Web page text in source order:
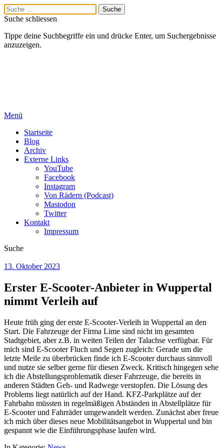
Suche schliessen
Tippe deine Suchbegriffe ein und drücke Enter, um Suchergebnisse
anzuzeigen.
Menü
Startseite
Blog
Archiv
Externe Links
YouTube
Facebook
Instagram
Von Rädern (Podcast)
Mastodon
Twitter
Kontakt
Impressum
Suche
13. Oktober 2023
Erster E-Scooter-Anbieter in Wuppertal
nimmt Verleih auf
Heute früh ging der erste E-Scooter-Verleih in Wuppertal an den
Start. Die Fahrzeuge der Firma Lime sind nicht im gesamten
Stadtgebiet, aber z.B. in weiten Teilen der Talachse verfügbar. Für
mich sind E-Scooter Fluch und Segen zugleich: Gerade um die
letzte Meile zu überbrücken finde ich E-Scooter durchaus sinnvoll
und nutze sie selber gerne für diesen Zweck. Kritisch hingegen sehe
ich die Abstellungsproblematik dieser Fahrzeuge, die bereits in
anderen Städten Geh- und Radwege verstopfen. Die Lösung des
Problems liegt natürlich auf der Hand. KFZ-Parkplätze auf der
Fahrbahn müssten in regelmäßigen Abständen in Abstellplätze für
E-Scooter und Fahrräder umgewandelt werden. Zunächst aber freue
ich mich über dieses neue Mobilitätsangebot in Wuppertal und bin
gespannt wie die Einführungsphase laufen wird.